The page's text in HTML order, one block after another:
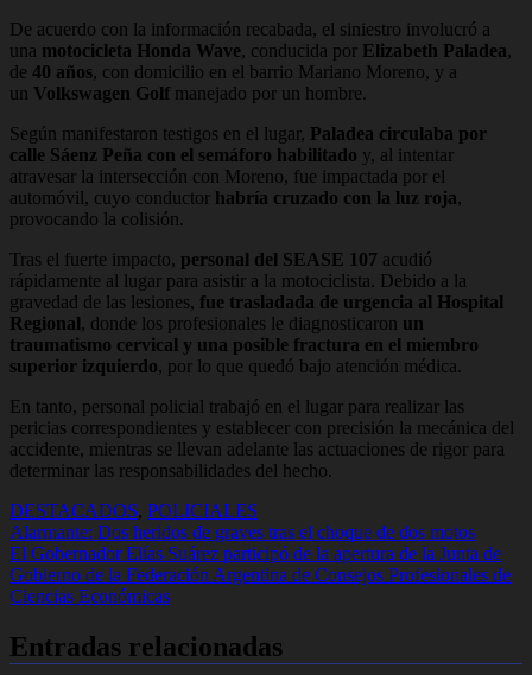
De acuerdo con la información recabada, el siniestro involucró a
una motocicleta Honda Wave, conducida por Elizabeth Paladea,
de 40 años, con domicilio en el barrio Mariano Moreno, y a
un Volkswagen Golf manejado por un hombre.
Según manifestaron testigos en el lugar, Paladea circulaba por
calle Sáenz Peña con el semáforo habilitado y, al intentar
atravesar la intersección con Moreno, fue impactada por el
automóvil, cuyo conductor habría cruzado con la luz roja,
provocando la colisión.
Tras el fuerte impacto, personal del SEASE 107 acudió
rápidamente al lugar para asistir a la motociclista. Debido a la
gravedad de las lesiones, fue trasladada de urgencia al Hospital
Regional, donde los profesionales le diagnosticaron un
traumatismo cervical y una posible fractura en el miembro
superior izquierdo, por lo que quedó bajo atención médica.
En tanto, personal policial trabajó en el lugar para realizar las
pericias correspondientes y establecer con precisión la mecánica del
accidente, mientras se llevan adelante las actuaciones de rigor para
determinar las responsabilidades del hecho.
DESTACADOS, POLICIALES
Navegación
de
entradas
Alarmante: Dos heridos de graves tras el choque de dos motos
El Gobernador Elías Suárez participó de la apertura de la Junta de
Gobierno de la Federación Argentina de Consejos Profesionales de
Ciencias Económicas
Entradas relacionadas